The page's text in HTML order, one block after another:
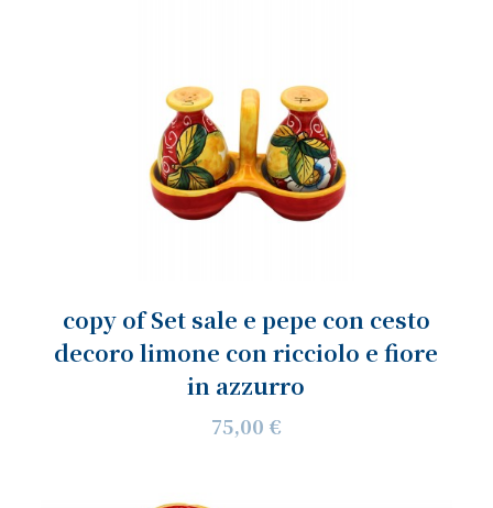
copy of Set sale e pepe con cesto
decoro limone con ricciolo e fiore
in azzurro
75,00 €